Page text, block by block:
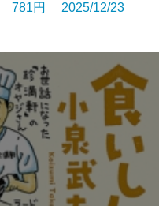
781円 2025/12/23